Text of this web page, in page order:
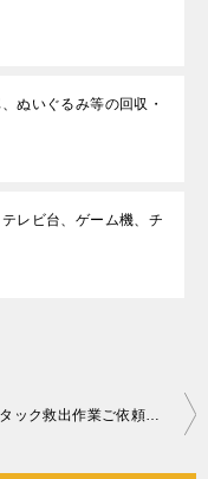
ぬいぐるみ等の回収・
レビ台、ゲーム機、チ
車のスタック救出作業ご依頼 お客様の声